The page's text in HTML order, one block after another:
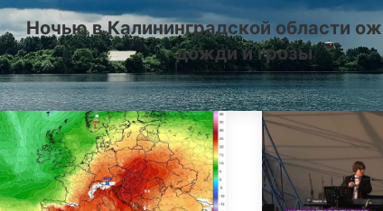
Ночью в Калининградской области
дожди и грозы